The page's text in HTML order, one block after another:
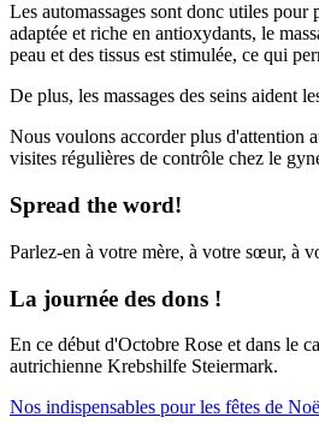
Les automassages sont donc utiles pour
adaptée et riche en antioxydants, le
peau et des tissus est stimulée, ce qui
De plus, les massages des seins aident
Nous voulons accorder plus d'attention
visites régulières de contrôle chez le
Spread the word!
Parlez-en à votre mère, à votre sœur, à
La journée des dons !
En ce début d'Octobre Rose et dans le
autrichienne Krebshilfe Steiermark.
Nos indispensables pour les fêtes de